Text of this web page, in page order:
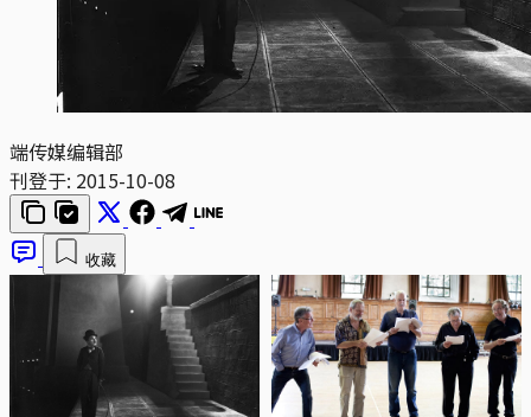
端传媒编辑部
刊登于: 2015-10-08
收藏